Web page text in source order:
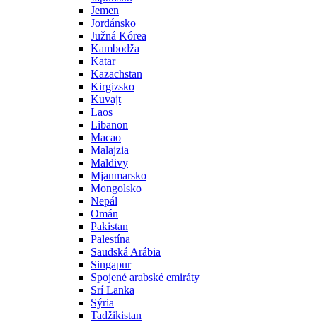
Jemen
Jordánsko
Južná Kórea
Kambodža
Katar
Kazachstan
Kirgizsko
Kuvajt
Laos
Libanon
Macao
Malajzia
Maldivy
Mjanmarsko
Mongolsko
Nepál
Omán
Pakistan
Palestína
Saudská Arábia
Singapur
Spojené arabské emiráty
Srí Lanka
Sýria
Tadžikistan